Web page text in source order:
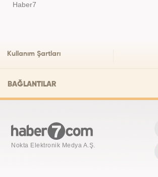
Haber7
Kullanım Şartları
BAĞLANTILAR
Nokta Elektronik Medya A.Ş.